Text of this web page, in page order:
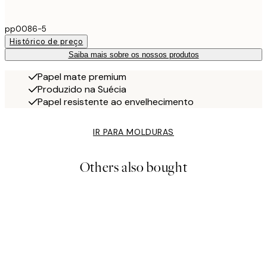
pp0086-5
Histórico de preço
Saiba mais sobre os nossos produtos
Papel mate premium
Produzido na Suécia
Papel resistente ao envelhecimento
IR PARA MOLDURAS
Others also bought